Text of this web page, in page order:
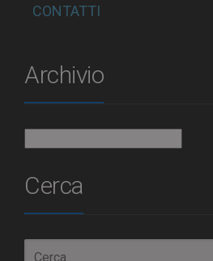
CONTATTI
Archivio
Cerca